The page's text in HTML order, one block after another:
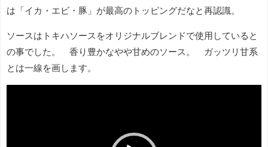
は「イカ・エビ・豚」が最高のトッピングだなと再認識。
ソースはトキハソースをオリジナルブレンドで使用していると
の事でした。 香り豊かなやや甘めのソース。 ガッツリ甘系
とは一線を画します。